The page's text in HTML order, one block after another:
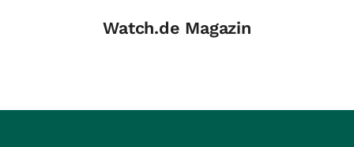
Watch.de Magazin